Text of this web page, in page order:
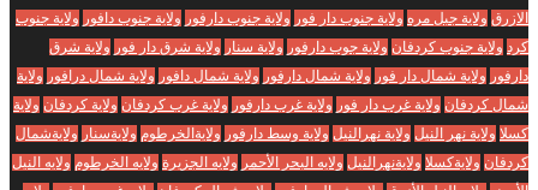
الازرق ولاية جبل مره ولاية جنوب دار فور ولاية جنوب دارفور ولاية جنوب دافور ولاية جنوب
كرد ولاية جنوب كردفان ولاية جوب دارفور ولاية سنار ولاية شرق دار فور ولاية شرق
دارفور ولاية شمال دار فور ولاية شمال دارفور ولاية شمال دافور ولاية شمال درافور ولاية
شمال كردفان ولاية غرب دار فور ولاية غرب دارفور ولاية غرب كردفان ولاية كردفان ولاية
كسلا ولاية نهر النيل ولاية نهرالنيل ولاية وسط دارفور ولايةالخرطوم ولايةسنار ولايةشمال
كردفان ولايةكسلا ولايةنهرالنيل ولايه البحر الأحمر ولايه الجزيرة ولايه الخرطوم ولايه النيل